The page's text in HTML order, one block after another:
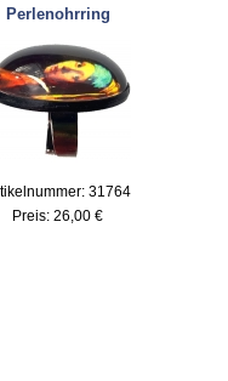
Perlenohrring
31764
Preis: 26,00 €